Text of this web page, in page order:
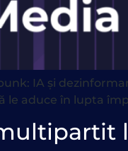
IA și
le aduce în lupta